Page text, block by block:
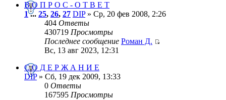
В О П Р О С - О Т В Е Т
1... 25, 26, 27 DIP» Ср, 20 фев 2008, 2:26
404 Ответы
430719 Просмотры
Последнее сообщение Роман Д.
Вс, 13 авг 2023, 12:31
С О Д Е Р Ж А Н И Е
DIP» Сб, 19 дек 2009, 13:33
0 Ответы
167595 Просмотры